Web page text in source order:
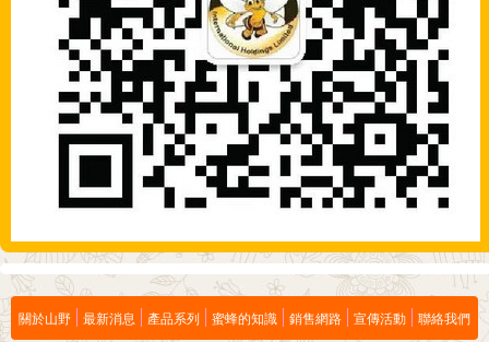
關於山野 最新消息 產品系列 蜜蜂的知識 銷售網路 宣傳活動 聯絡我們